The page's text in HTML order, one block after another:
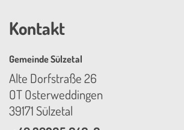
Kontakt
Gemeinde Sülzetal
Alte Dorfstraße 26
OT Osterweddingen
39171 Sülzetal